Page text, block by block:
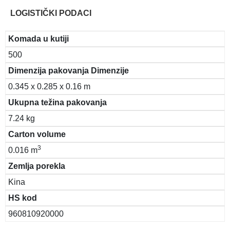
LOGISTIČKI PODACI
Komada u kutiji
500
Dimenzija pakovanja Dimenzije
0.345 x 0.285 x 0.16 m
Ukupna težina pakovanja
7.24 kg
Carton volume
0.016 m3
Zemlja porekla
Kina
HS kod
960810920000